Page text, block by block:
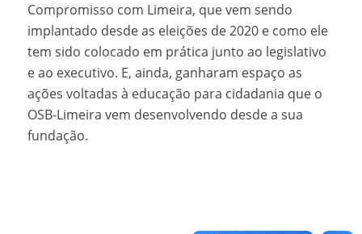
Compromisso com Limeira, que vem sendo
implantado desde as eleições de 2020 e como ele
tem sido colocado em prática junto ao legislativo
e ao executivo. E, ainda, ganharam espaço as
ações voltadas à educação para cidadania que o
OSB-Limeira vem desenvolvendo desde a sua
fundação.